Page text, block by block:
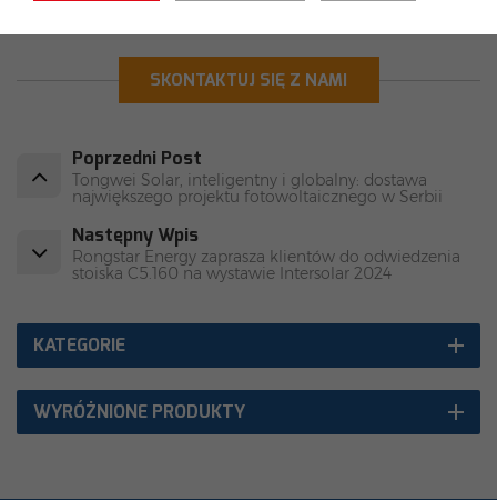
SKONTAKTUJ SIĘ Z NAMI
Poprzedni Post
Tongwei Solar, inteligentny i globalny: dostawa
największego projektu fotowoltaicznego w Serbii
Następny Wpis
Rongstar Energy zaprasza klientów do odwiedzenia
stoiska C5.160 na wystawie Intersolar 2024
KATEGORIE
WYRÓŻNIONE PRODUKTY